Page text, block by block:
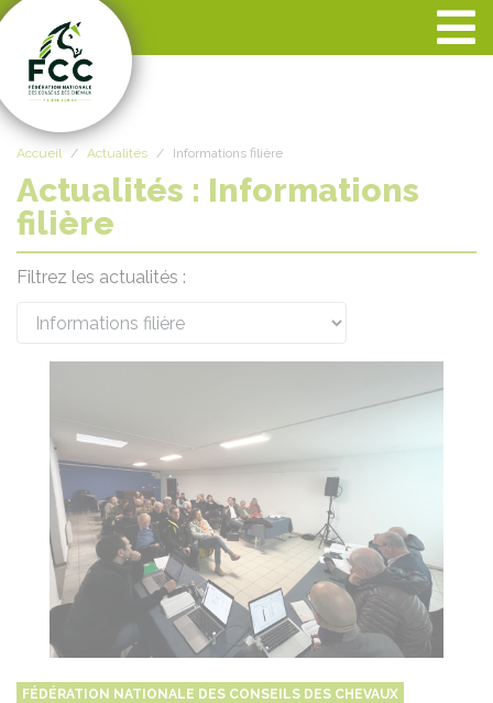
Accueil Actualités Informations filière
Actualités : Informations
filière
Filtrez les actualités :
FÉDÉRATION NATIONALE DES CONSEILS DES CHEVAUX
Panneau de gestion des cookies